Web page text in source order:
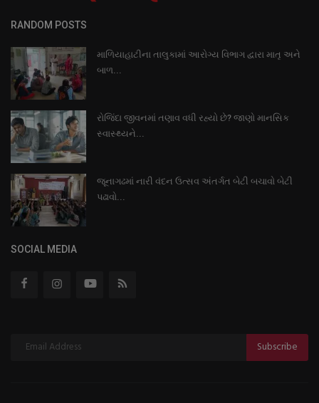
RANDOM POSTS
માળિયાહાટીના તાલુકામાં આરોગ્ય વિભાગ દ્વારા માતૃ અને
બાળ...
રોજિંદા જીવનમાં તણાવ વધી રહ્યો છે? જાણો માનસિક
સ્વાસ્થ્યને...
જૂનાગઢમાં નારી વંદન ઉત્સવ અંતર્ગત બેટી બચાવો બેટી
પઢાવો...
SOCIAL MEDIA
Subscribe